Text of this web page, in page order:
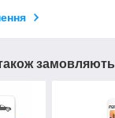
замовляють